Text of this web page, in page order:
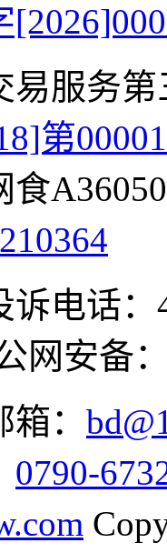
易服务
第
诉电话：
网安备
：
0790-